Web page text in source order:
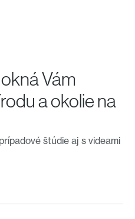
Vám
a okolie na
štúdie aj s videami